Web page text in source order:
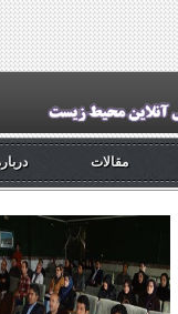
مقالات